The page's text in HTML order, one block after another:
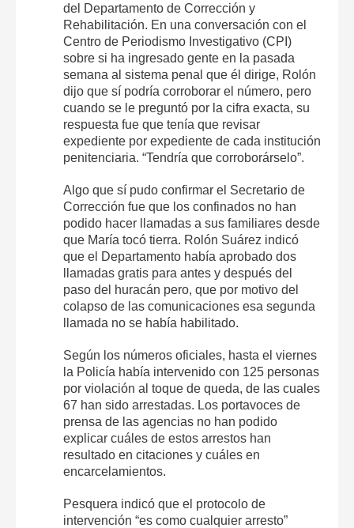
del Departamento de Corrección y
Rehabilitación. En una conversación con el
Centro de Periodismo Investigativo (CPI)
sobre si ha ingresado gente en la pasada
semana al sistema penal que él dirige, Rolón
dijo que sí podría corroborar el número, pero
cuando se le preguntó por la cifra exacta, su
respuesta fue que tenía que revisar
expediente por expediente de cada institución
penitenciaria. “Tendría que corroborárselo”.
Algo que sí pudo confirmar el Secretario de
Corrección fue que los confinados no han
podido hacer llamadas a sus familiares desde
que María tocó tierra. Rolón Suárez indicó
que el Departamento había aprobado dos
llamadas gratis para antes y después del
paso del huracán pero, que por motivo del
colapso de las comunicaciones esa segunda
llamada no se había habilitado.
Según los números oficiales, hasta el viernes
la Policía había intervenido con 125 personas
por violación al toque de queda, de las cuales
67 han sido arrestadas. Los portavoces de
prensa de las agencias no han podido
explicar cuáles de estos arrestos han
resultado en citaciones y cuáles en
encarcelamientos.
Pesquera indicó que el protocolo de
intervención “es como cualquier arresto”